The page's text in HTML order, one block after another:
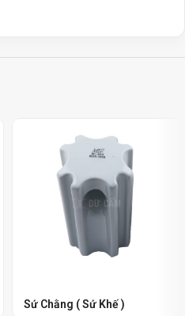
Sứ Chằng ( Sứ Khế )